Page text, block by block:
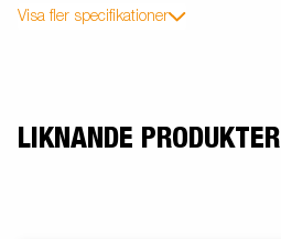
Visa fler specifikationer
LIKNANDE PRODUKTER